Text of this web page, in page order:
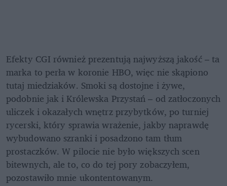
Efekty CGI również prezentują najwyższą jakość – ta
marka to perła w koronie HBO, więc nie skąpiono
tutaj miedziaków. Smoki są dostojne i żywe,
podobnie jak i Królewska Przystań – od zatłoczonych
uliczek i okazałych wnętrz przybytków, po turniej
rycerski, który sprawia wrażenie, jakby naprawdę
wybudowano szranki i posadzono tam tłum
prostaczków. W pilocie nie było większych scen
bitewnych, ale to, co do tej pory zobaczyłem,
pozostawiło mnie ukontentowanym.